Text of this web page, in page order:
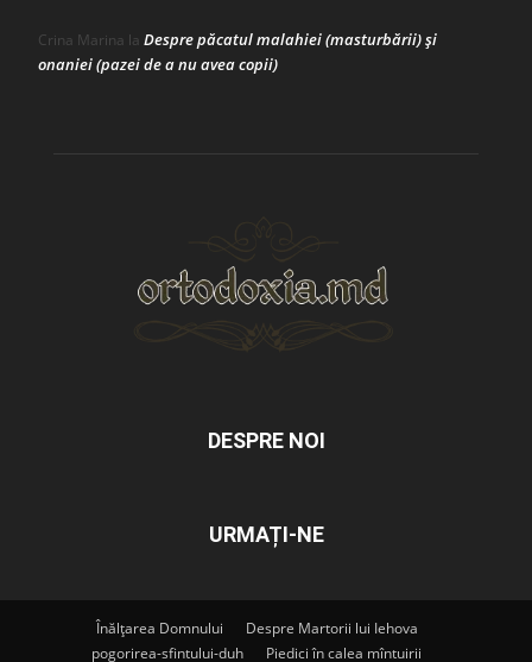
Crina Marina la Despre păcatul malahiei (masturbării) şi
onaniei (pazei de a nu avea copii)
DESPRE NOI
URMAȚI-NE
Înălțarea Domnului
Despre Martorii lui Iehova
pogorirea-sfintului-duh
Piedici în calea mîntuirii